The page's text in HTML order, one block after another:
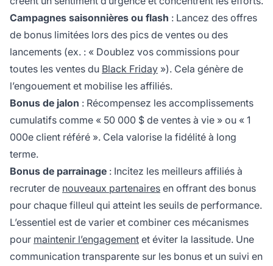
Campagnes saisonnières ou flash : Lancez des offres
de bonus limitées lors des pics de ventes ou des
lancements (ex. : « Doublez vos commissions pour
toutes les ventes du Black Friday »). Cela génère de
l’engouement et mobilise les affiliés.
Bonus de jalon : Récompensez les accomplissements
cumulatifs comme « 50 000 $ de ventes à vie » ou « 1
000e client référé ». Cela valorise la fidélité à long
terme.
Bonus de parrainage : Incitez les meilleurs affiliés à
recruter de nouveaux partenaires en offrant des bonus
pour chaque filleul qui atteint les seuils de performance.
L’essentiel est de varier et combiner ces mécanismes
pour maintenir l’engagement et éviter la lassitude. Une
communication transparente sur les bonus et un suivi en